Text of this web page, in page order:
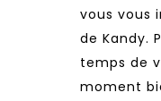
vous vous
de Kandy.
temps de
moment